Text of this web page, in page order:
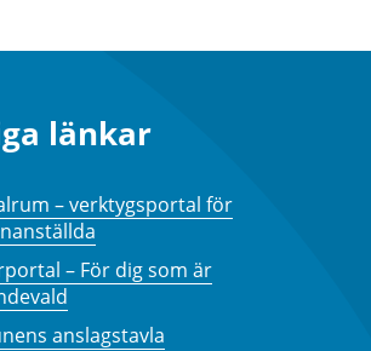
länkar
– verktygsportal för
– För dig som är
anslagstavla